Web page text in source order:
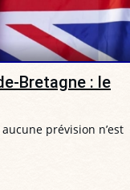
Bretagne : le
prévision n’est